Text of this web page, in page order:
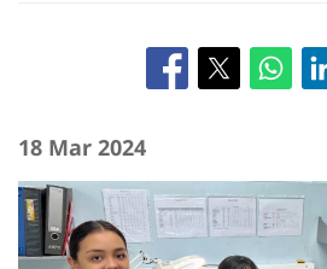
18 Mar 2024